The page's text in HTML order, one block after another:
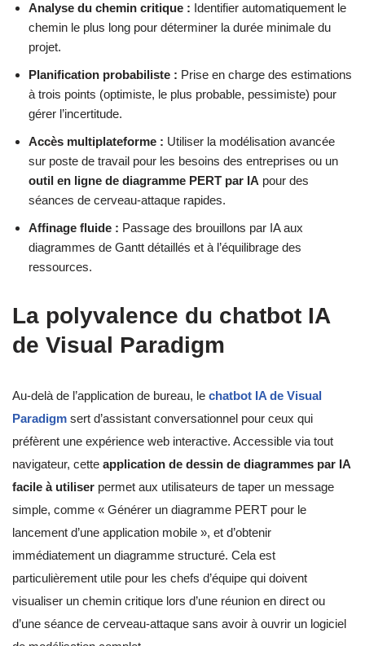
Analyse du chemin critique : Identifier automatiquement le
chemin le plus long pour déterminer la durée minimale du
projet.
Planification probabiliste : Prise en charge des estimations
à trois points (optimiste, le plus probable, pessimiste) pour
gérer l’incertitude.
Accès multiplateforme : Utiliser la modélisation avancée
sur poste de travail pour les besoins des entreprises ou un
outil en ligne de diagramme PERT par IA pour des
séances de cerveau-attaque rapides.
Affinage fluide : Passage des brouillons par IA aux
diagrammes de Gantt détaillés et à l’équilibrage des
ressources.
La polyvalence du chatbot IA
de Visual Paradigm
Au-delà de l’application de bureau, le chatbot IA de Visual
Paradigm sert d’assistant conversationnel pour ceux qui
préfèrent une expérience web interactive. Accessible via tout
navigateur, cette application de dessin de diagrammes par IA
facile à utiliser permet aux utilisateurs de taper un message
simple, comme « Générer un diagramme PERT pour le
lancement d’une application mobile », et d’obtenir
immédiatement un diagramme structuré. Cela est
particulièrement utile pour les chefs d’équipe qui doivent
visualiser un chemin critique lors d’une réunion en direct ou
d’une séance de cerveau-attaque sans avoir à ouvrir un logiciel